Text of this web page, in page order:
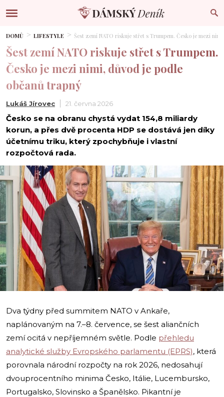
DOMŮ LIFESTYLE Šest zemí NATO riskuje střet s Trumpem. Česko je mezi
Šest zemí NATO riskuje střet s Trumpem.
Česko je mezi nimi, důvod je podle
občanů trapný
Lukáš Jírovec 21. června 2026
Česko se na obranu chystá vydat 154,8 miliardy
korun, a přes dvě procenta HDP se dostává jen díky
účetnímu triku, který zpochybňuje i vlastní
rozpočtová rada.
i
Dva týdny před summitem NATO v Ankaře,
naplánovaným na 7.–8. července, se šest aliančních
zemí ocitá v nepříjemném světle. Podle přehledu
analytické služby Evropského parlamentu (EPRS), která
porovnala národní rozpočty na rok 2026, nedosahují
dvouprocentního minima Česko, Itálie, Lucembursko,
Portugalsko, Slovinsko a Španělsko. Pikantní je